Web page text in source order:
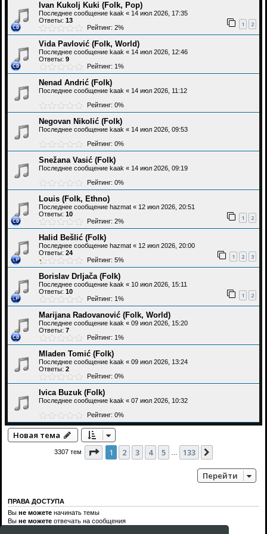
Ivan Kukolj Kuki (Folk, Pop)
Последнее сообщение kaak « 14 июл 2026, 17:35
Ответы: 13 1 2
Рейтинг: 2%
Vida Pavlović (Folk, World)
Последнее сообщение kaak « 14 июл 2026, 12:46
Ответы: 9
Рейтинг: 1%
Nenad Andrić (Folk)
Последнее сообщение kaak « 14 июл 2026, 11:12
Рейтинг: 0%
Negovan Nikolić (Folk)
Последнее сообщение kaak « 14 июл 2026, 09:53
Рейтинг: 0%
Snežana Vasić (Folk)
Последнее сообщение kaak « 14 июл 2026, 09:19
Рейтинг: 0%
Louis (Folk, Ethno)
Последнее сообщение hazmat « 12 июл 2026, 20:51
Ответы: 10 1 2
Рейтинг: 2%
Halid Bešlić (Folk)
Последнее сообщение hazmat « 12 июл 2026, 20:00
Ответы: 24 1 2 3
Рейтинг: 5%
Borislav Drljača (Folk)
Последнее сообщение kaak « 10 июл 2026, 15:11
Ответы: 10 1 2
Рейтинг: 1%
Marijana Radovanović (Folk, World)
Последнее сообщение kaak « 09 июл 2026, 15:20
Ответы: 7
Рейтинг: 1%
Mladen Tomić (Folk)
Последнее сообщение kaak « 09 июл 2026, 13:24
Ответы: 2
Рейтинг: 0%
Ivica Buzuk (Folk)
Последнее сообщение kaak « 07 июл 2026, 10:32
Рейтинг: 0%
Новая тема
3307 тем Страница из 133
1 2 3 4 5 133
Перейти
ПРАВА ДОСТУПА
Вы не можете начинать темы
Вы не можете отвечать на сообщения